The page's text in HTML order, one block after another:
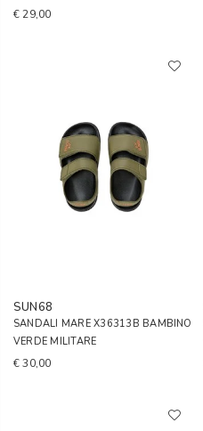
€ 29,00
SUN68
SANDALI MARE X36313B BAMBINO
VERDE MILITARE
€ 30,00